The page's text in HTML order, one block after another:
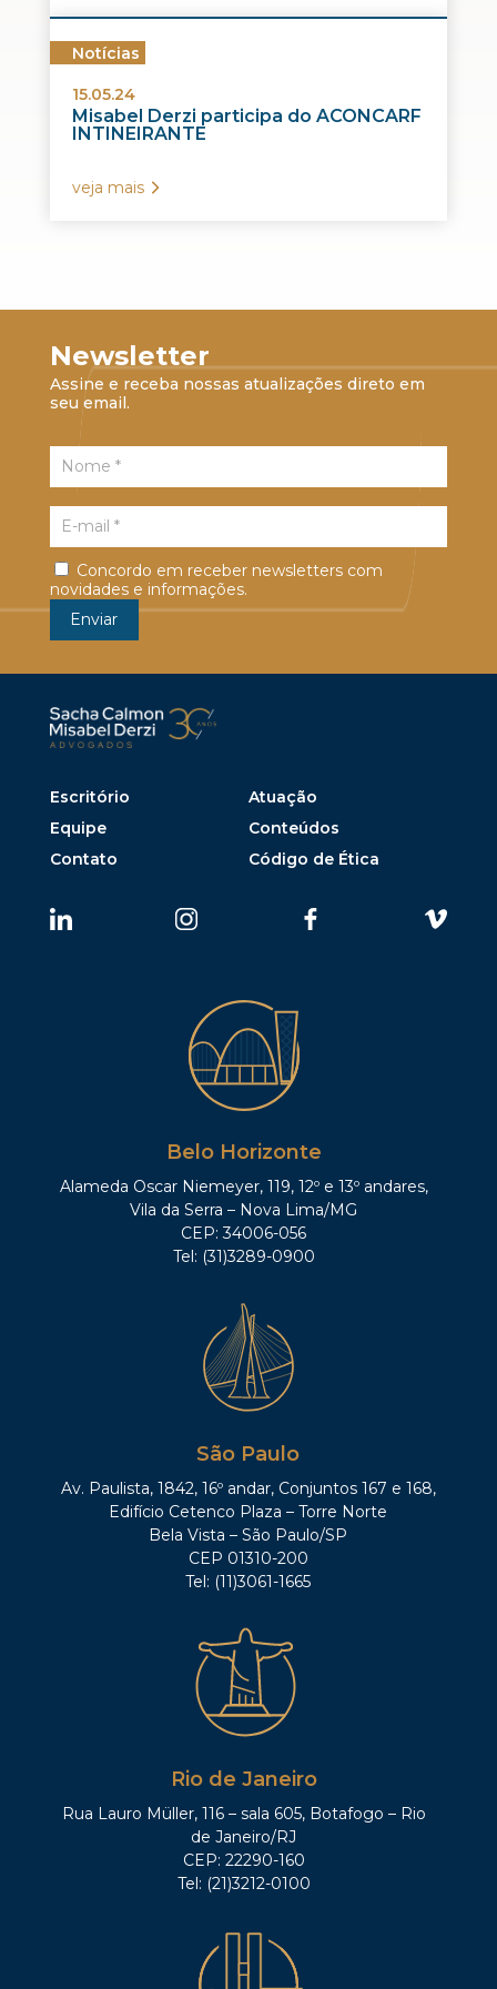
Notícias
15.05.24
Misabel Derzi participa do ACONCARF
INTINEIRANTE
veja mais
Newsletter
Assine e receba nossas atualizações direto em
seu email.
Concordo em receber newsletters com
novidades e informações.
Escritório
Atuação
Equipe
Conteúdos
Contato
Código de Ética
Belo Horizonte
Alameda Oscar Niemeyer, 119, 12º e 13º andares,
Vila da Serra – Nova Lima/MG
CEP: 34006-056
Tel: (31)3289-0900
São Paulo
Av. Paulista, 1842, 16º andar, Conjuntos 167 e 168,
Edifício Cetenco Plaza – Torre Norte
Bela Vista – São Paulo/SP
CEP 01310-200
Tel: (11)3061-1665
Rio de Janeiro
Rua Lauro Müller, 116 – sala 605, Botafogo – Rio
de Janeiro/RJ
CEP: 22290-160
Tel: (21)3212-0100